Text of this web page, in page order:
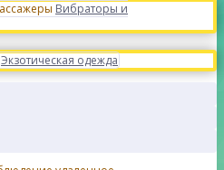
Вибраторы и
Экзотическая одежда